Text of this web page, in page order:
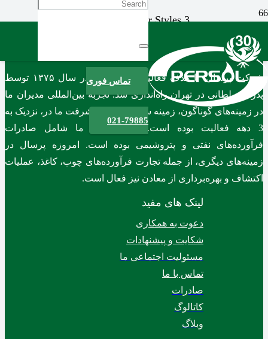
تماس فوری
021-79885
3 Types & 3 Color Styles
درباره ما
شرکت پرسال، با هدف فعالیت بین المللی در سال ۱۳۷۵ توسط
پدرام سلطانی در تهران راه‌اندازی شد. تجربه بین‌المللی مدیران ما
در زمینه‌های گوناگون، زمینه ساز توسعه و پیشرفت ما در، نزدیک به
3 دهه فعالیت بوده است.حوزه فعالیت ما شامل صادرات
فرآورده‌های نفتی و پتروشیمی بوده است. امروزه پرسال در
زمینه‌های دیگری، از جمله تجارت فرآورده‌های چوب، کاغذ، عملیات
اکتشاف و بهره‌برداری از معادن نیز فعال است.
لینک های مفید
دعوت به همکاری
شکایت و پیشنهادات
مسئولیت اجتماعی ما
تماس با ما
صادرات
کاتالوگ
وبلاگ